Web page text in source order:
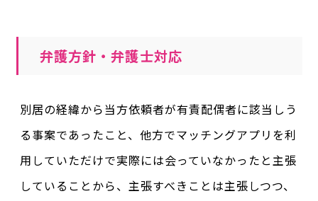
弁護方針・弁護士対応
別居の経緯から当方依頼者が有責配偶者に該当しう
る事案であったこと、他方でマッチングアプリを利
用していただけで実際には会っていなかったと主張
していることから、主張すべきことは主張しつつ、